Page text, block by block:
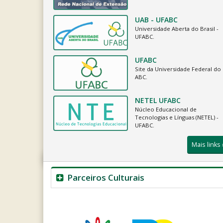
UAB - UFABC
Universidade Aberta do Brasil -
UFABC.
UFABC
Site da Universidade Federal do
ABC.
NETEL UFABC
Núcleo Educacional de
Tecnologias e Línguas (NETEL) -
UFABC.
Mais links
Parceiros Culturais